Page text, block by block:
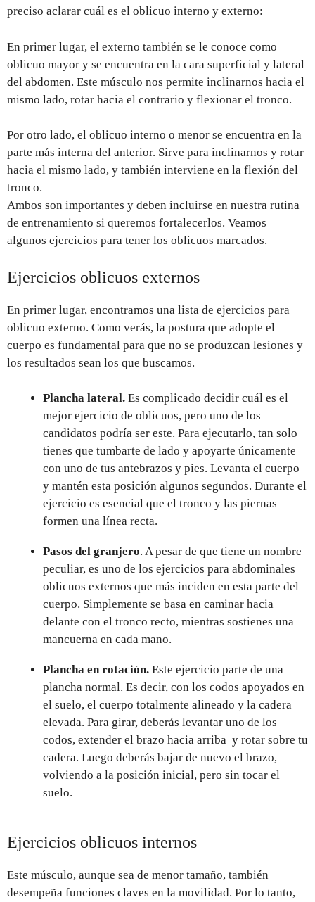
preciso aclarar cuál es el oblicuo interno y externo:
En primer lugar, el externo también se le conoce como
oblicuo mayor y se encuentra en la cara superficial y lateral
del abdomen. Este músculo nos permite inclinarnos hacia el
mismo lado, rotar hacia el contrario y flexionar el tronco.
Por otro lado, el oblicuo interno o menor se encuentra en la
parte más interna del anterior. Sirve para inclinarnos y rotar
hacia el mismo lado, y también interviene en la flexión del
tronco.
Ambos son importantes y deben incluirse en nuestra rutina
de entrenamiento si queremos fortalecerlos. Veamos
algunos ejercicios para tener los oblicuos marcados.
Ejercicios oblicuos externos
En primer lugar, encontramos una lista de ejercicios para
oblicuo externo. Como verás, la postura que adopte el
cuerpo es fundamental para que no se produzcan lesiones y
los resultados sean los que buscamos.
Plancha lateral. Es complicado decidir cuál es el
mejor ejercicio de oblicuos, pero uno de los
candidatos podría ser este. Para ejecutarlo, tan solo
tienes que tumbarte de lado y apoyarte únicamente
con uno de tus antebrazos y pies. Levanta el cuerpo
y mantén esta posición algunos segundos. Durante el
ejercicio es esencial que el tronco y las piernas
formen una línea recta.
Pasos del granjero. A pesar de que tiene un nombre
peculiar, es uno de los ejercicios para abdominales
oblicuos externos que más inciden en esta parte del
cuerpo. Simplemente se basa en caminar hacia
delante con el tronco recto, mientras sostienes una
mancuerna en cada mano.
Plancha en rotación. Este ejercicio parte de una
plancha normal. Es decir, con los codos apoyados en
el suelo, el cuerpo totalmente alineado y la cadera
elevada. Para girar, deberás levantar uno de los
codos, extender el brazo hacia arriba y rotar sobre tu
cadera. Luego deberás bajar de nuevo el brazo,
volviendo a la posición inicial, pero sin tocar el
suelo.
Ejercicios oblicuos internos
Este músculo, aunque sea de menor tamaño, también
desempeña funciones claves en la movilidad. Por lo tanto,